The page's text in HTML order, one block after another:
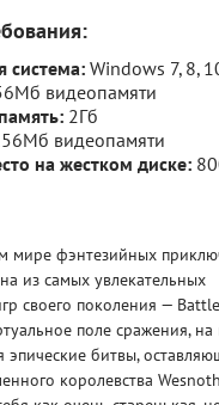
система: Windows 7, 8,
видеопамяти
2Гб
видеопамяти
на жестком диске:
мире фэнтезийных
из самых увлекательных
своего поколения —
поле сражения,
эпические битвы,
королевства